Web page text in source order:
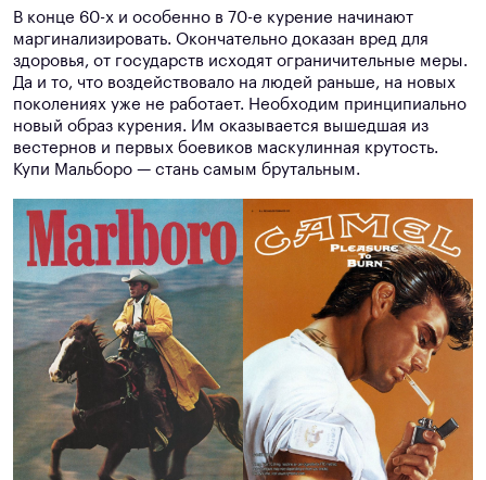
В конце 60-х и особенно в 70-е курение начинают
маргинализировать. Окончательно доказан вред для
здоровья, от государств исходят ограничительные меры.
Да и то, что воздействовало на людей раньше, на новых
поколениях уже не работает. Необходим принципиально
новый образ курения. Им оказывается вышедшая из
вестернов и первых боевиков маскулинная крутость.
Купи Мальборо — стань самым брутальным.